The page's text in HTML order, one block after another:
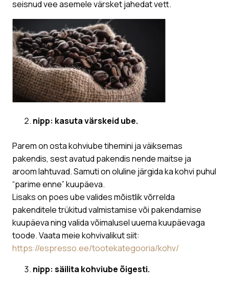
seisnud vee asemele värsket jahedat vett.
nipp: kasuta värskeid ube.
Parem on osta kohviube tihemini ja väiksemas
pakendis, sest avatud pakendis nende maitse ja
aroom lahtuvad. Samuti on oluline järgida ka kohvi puhul
“parime enne” kuupäeva.
Lisaks on poes ube valides mõistlik võrrelda
pakenditele trükitud valmistamise või pakendamise
kuupäeva ning valida võimalusel uuema kuupäevaga
toode. Vaata meie kohvivalikut siit:
https://espresso.ee/tootekategooria/kohv/
nipp: säilita kohviube õigesti.